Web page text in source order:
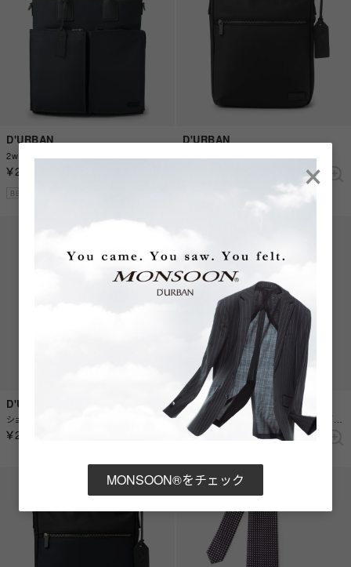
D'URBAN
2wayトートバッグ （グレー）
￥29,700
BEST HIT!
D'URBAN
D'URBAN
ショルダーバッグ （グレー）
￥20,900
D'URBAN
コンビネーションショルダーバッグ （ブラック）
￥20,900
×
MONSOON®をチェック